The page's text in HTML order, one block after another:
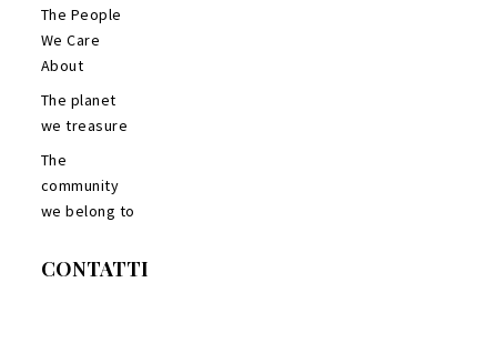
The People
We Care
About
The planet
we treasure
The
community
we belong to
CONTATTI